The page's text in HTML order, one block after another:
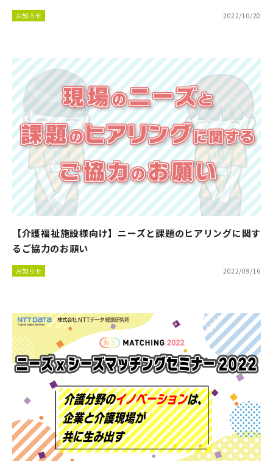
お知らせ 2022/10/20
【介護福祉施設様向け】ニーズと課題のヒアリングに関す
るご協力のお願い
お知らせ 2022/09/16